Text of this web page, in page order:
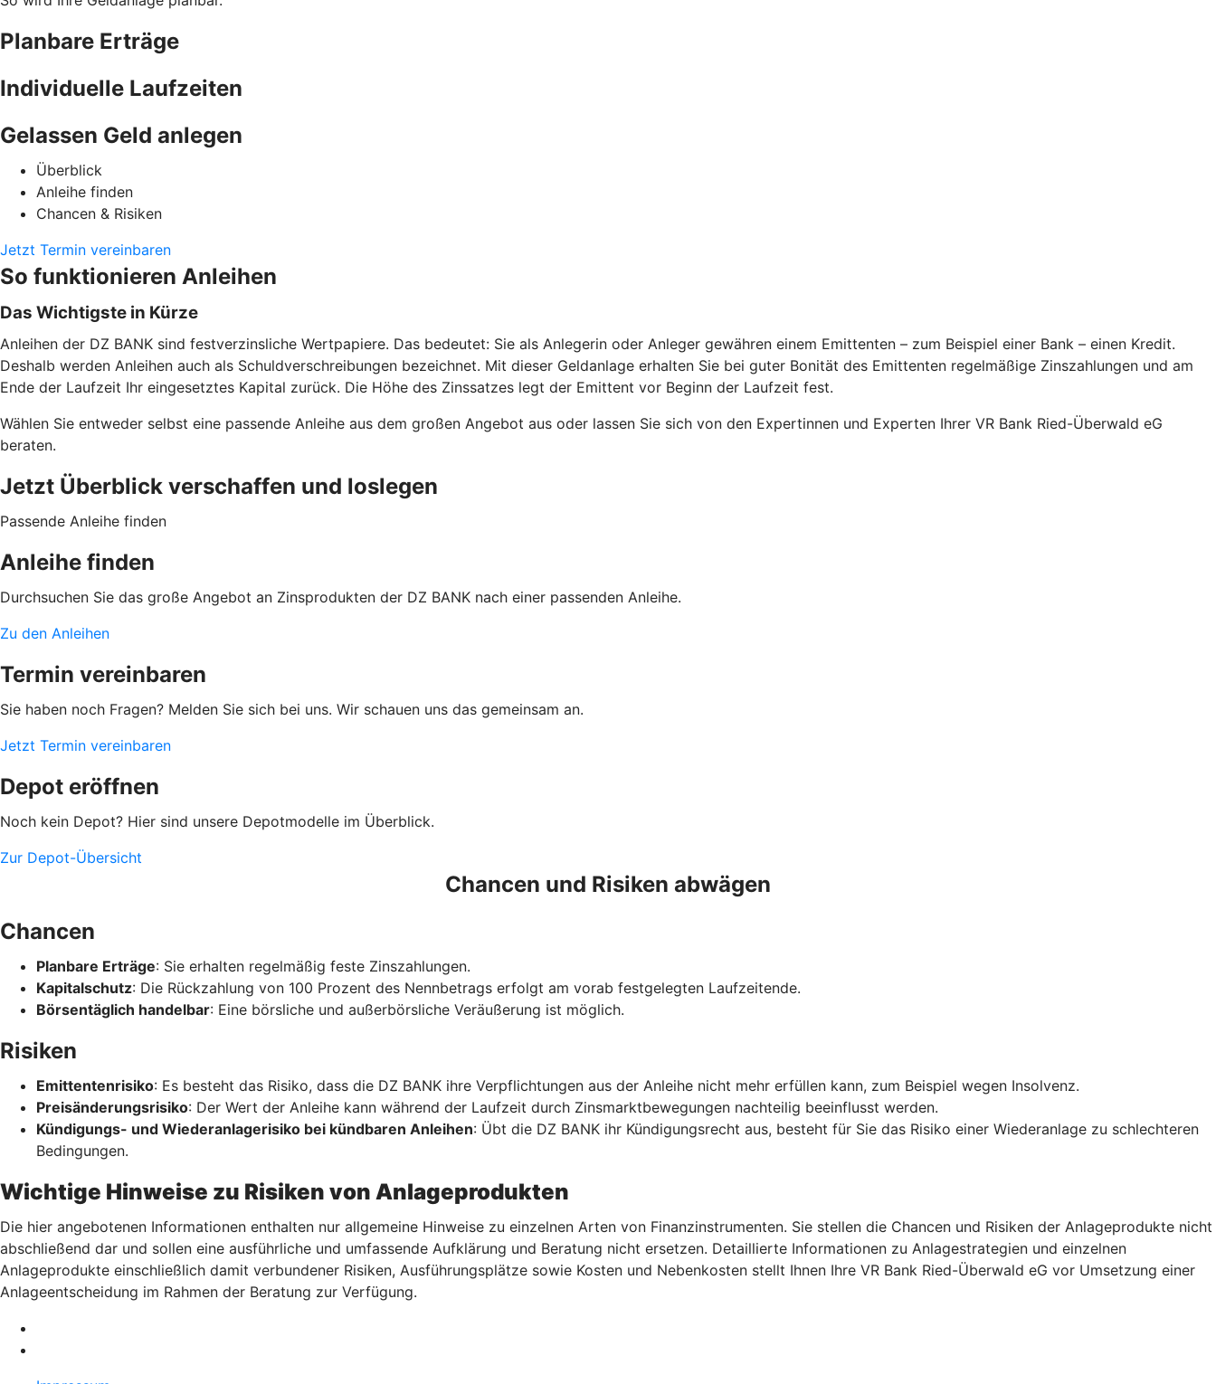
Planbare Erträge
Individuelle Laufzeiten
Gelassen Geld anlegen
Überblick
Anleihe finden
Chancen & Risiken
Jetzt Termin vereinbaren
So funktionieren Anleihen
Das Wichtigste in Kürze
Anleihen der DZ BANK sind festverzinsliche Wertpapiere. Das bedeutet: Sie als Anlegerin oder Anleger gewähren einem Emittenten – zum Beispiel einer Bank – einen Kredit.
Deshalb werden Anleihen auch als Schuldverschreibungen bezeichnet. Mit dieser Geldanlage erhalten Sie bei guter Bonität des Emittenten regelmäßige Zinszahlungen und am
Ende der Laufzeit Ihr eingesetztes Kapital zurück. Die Höhe des Zinssatzes legt der Emittent vor Beginn der Laufzeit fest.
Wählen Sie entweder selbst eine passende Anleihe aus dem großen Angebot aus oder lassen Sie sich von den Expertinnen und Experten Ihrer VR Bank Ried-Überwald eG
beraten.
Jetzt Überblick verschaffen und loslegen
Passende Anleihe finden
Anleihe finden
Durchsuchen Sie das große Angebot an Zinsprodukten der DZ BANK nach einer passenden Anleihe.
Zu den Anleihen
Termin vereinbaren
Sie haben noch Fragen? Melden Sie sich bei uns. Wir schauen uns das gemeinsam an.
Jetzt Termin vereinbaren
Depot eröffnen
Noch kein Depot? Hier sind unsere Depotmodelle im Überblick.
Zur Depot-Übersicht
Chancen und Risiken abwägen
Chancen
Planbare Erträge: Sie erhalten regelmäßig feste Zinszahlungen.
Kapitalschutz: Die Rückzahlung von 100 Prozent des Nennbetrags erfolgt am vorab festgelegten Laufzeitende.
Börsentäglich handelbar: Eine börsliche und außerbörsliche Veräußerung ist möglich.
Risiken
Emittentenrisiko: Es besteht das Risiko, dass die DZ BANK ihre Verpflichtungen aus der Anleihe nicht mehr erfüllen kann, zum Beispiel wegen Insolvenz.
Preisänderungsrisiko: Der Wert der Anleihe kann während der Laufzeit durch Zinsmarktbewegungen nachteilig beeinflusst werden.
Kündigungs- und Wiederanlagerisiko bei kündbaren Anleihen: Übt die DZ BANK ihr Kündigungsrecht aus, besteht für Sie das Risiko einer Wiederanlage zu schlechteren
Bedingungen.
Wichtige Hinweise zu Risiken von Anlageprodukten
Die hier angebotenen Informationen enthalten nur allgemeine Hinweise zu einzelnen Arten von Finanzinstrumenten. Sie stellen die Chancen und Risiken der Anlageprodukte nicht
abschließend dar und sollen eine ausführliche und umfassende Aufklärung und Beratung nicht ersetzen. Detaillierte Informationen zu Anlagestrategien und einzelnen
Anlageprodukte einschließlich damit verbundener Risiken, Ausführungsplätze sowie Kosten und Nebenkosten stellt Ihnen Ihre VR Bank Ried-Überwald eG vor Umsetzung einer
Anlageentscheidung im Rahmen der Beratung zur Verfügung.